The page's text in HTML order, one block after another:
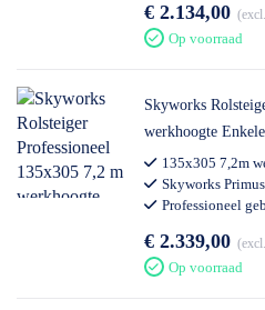
€ 2.134,00
Op voorraad
Skyworks
werkhoogte
135x305 7,2m
Skyworks Primus
Professioneel
€ 2.339,00
Op voorraad